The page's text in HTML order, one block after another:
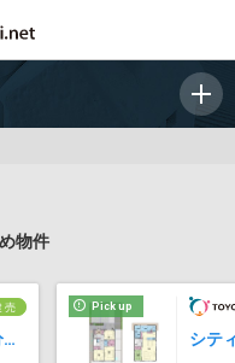
物件
売
セキュレア上川手(分譲住宅)
Pick up